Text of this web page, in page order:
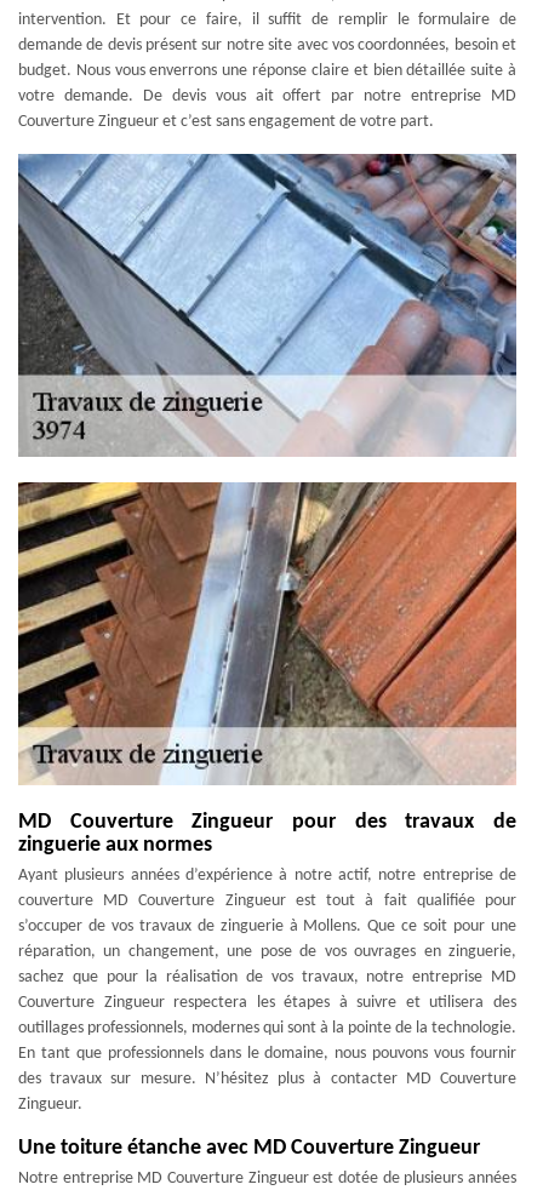
intervention. Et pour ce faire, il suffit de remplir le formulaire de
demande de devis présent sur notre site avec vos coordonnées, besoin et
budget. Nous vous enverrons une réponse claire et bien détaillée suite à
votre demande. De devis vous ait offert par notre entreprise MD
Couverture Zingueur et c’est sans engagement de votre part.
MD Couverture Zingueur pour des travaux de
zinguerie aux normes
Ayant plusieurs années d’expérience à notre actif, notre entreprise de
couverture MD Couverture Zingueur est tout à fait qualifiée pour
s’occuper de vos travaux de zinguerie à Mollens. Que ce soit pour une
réparation, un changement, une pose de vos ouvrages en zinguerie,
sachez que pour la réalisation de vos travaux, notre entreprise MD
Couverture Zingueur respectera les étapes à suivre et utilisera des
outillages professionnels, modernes qui sont à la pointe de la technologie.
En tant que professionnels dans le domaine, nous pouvons vous fournir
des travaux sur mesure. N’hésitez plus à contacter MD Couverture
Zingueur.
Une toiture étanche avec MD Couverture Zingueur
Notre entreprise MD Couverture Zingueur est dotée de plusieurs années